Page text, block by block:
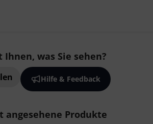
Ihnen, was Sie sehen?
Hilfe & Feedback
angesehene Produkte